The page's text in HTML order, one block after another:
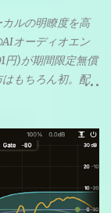
カルの明瞭度を高
オーディオエン
円)が期間限定無償
もちろん初。配